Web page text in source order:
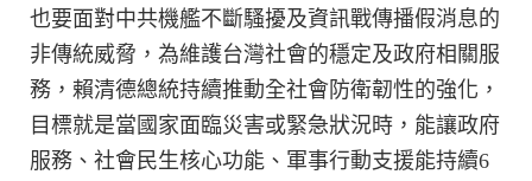
也要面對中共機艦不斷騷擾及資訊戰傳播假消息的
非傳統威脅，為維護台灣社會的穩定及政府相關服
務，賴清德總統持續推動全社會防衛韌性的強化，
目標就是當國家面臨災害或緊急狀況時，能讓政府
服務、社會民生核心功能、軍事行動支援能持續6